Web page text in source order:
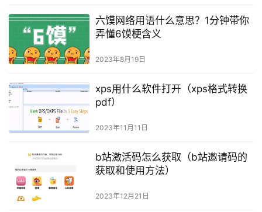
六馍网络用语什么意思？1分钟带你
弄懂6馍梗含义
2023年8月19日
xps用什么软件打开（xps格式转换
pdf）
2023年11月11日
b站激活码怎么获取（b站邀请码的
获取和使用方法）
2023年12月21日